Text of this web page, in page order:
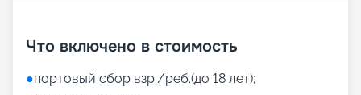
Что включено в стоимость
●портовый сбор взр./реб.(до 18 лет);